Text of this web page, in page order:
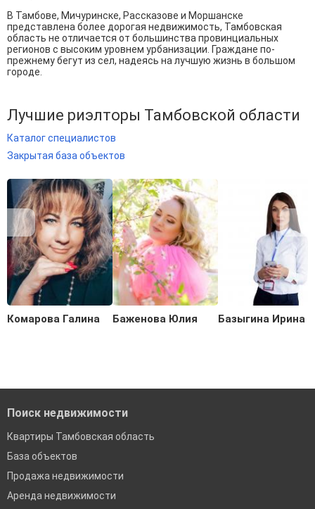
В Тамбове, Мичуринске, Рассказове и Моршанске
представлена более дорогая недвижимость, Тамбовская
область не отличается от большинства провинциальных
регионов с высоким уровнем урбанизации. Граждане по-
прежнему бегут из сел, надеясь на лучшую жизнь в большом
городе.
Лучшие риэлторы Тамбовской области
Каталог специалистов
Закрытая база объектов
Комарова Галина Баженова Юлия Базыгина Ирина
Поиск недвижимости
Квартиры Тамбовская область
База объектов
Продажа недвижимости
Аренда недвижимости